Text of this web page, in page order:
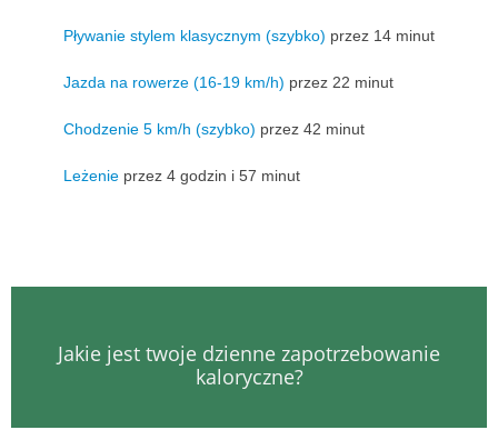
Pływanie stylem klasycznym (szybko) przez 14 minut
Jazda na rowerze (16-19 km/h) przez 22 minut
Chodzenie 5 km/h (szybko) przez 42 minut
Leżenie przez 4 godzin i 57 minut
Jakie jest twoje dzienne zapotrzebowanie
kaloryczne?